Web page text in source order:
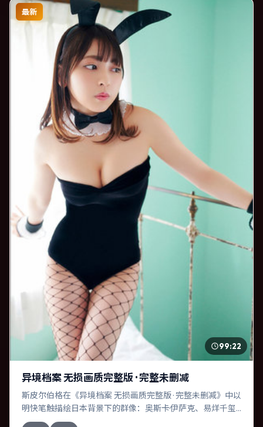
最新
99:22
异境档案 无损画质完整版 · 完整未删减
斯皮尔伯格在《异境档案 无损画质完整版 · 完整未删减》中以
明快笔触描绘日本背景下的群像：奥斯卡·伊萨克、易烊千玺
等演员层次丰富。作为一部喜剧作品，故事从日常裂缝切